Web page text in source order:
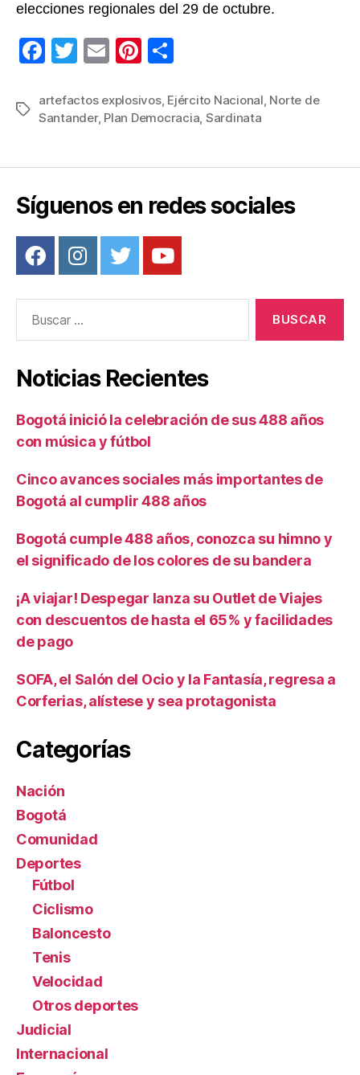
elecciones regionales del 29 de octubre.
F
c
e
o
k
T
tt
er
E
ail
Pi
er
e
m
p
Etiquetas
artefactos explosivos, Ejército Nacional Norte de
Santander, Plan Democracia Sardinata
Síguenos en redes sociales
Noticias Recientes
Bogotá inició la celebración de sus 488 años
con música y fútbol
Cinco avances sociales más importantes de
Bogotá al cumplir 488 años
Bogotá cumple 488 años, conozca su himno y
el significado de los colores de su bandera
¡A viajar! Despegar lanza su Outlet de Viajes
con descuentos de hasta el 65% y facilidades
de pago
SOFA, el Salón del Ocio y la Fantasía, regresa a
Corferias, alístese y sea protagonista
Categorías
Nación
Bogotá
Comunidad
Deportes
Fútbol
Ciclismo
Baloncesto
Tenis
Velocidad
Otros deportes
Judicial
Internacional